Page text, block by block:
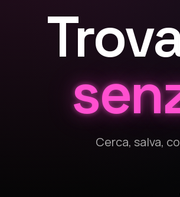
Cerca, salva,